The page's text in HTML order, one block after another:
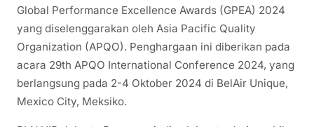
Global Performance Excellence Awards (GPEA) 2024
yang diselenggarakan oleh Asia Pacific Quality
Organization (APQO). Penghargaan ini diberikan pada
acara 29th APQO International Conference 2024, yang
berlangsung pada 2-4 Oktober 2024 di BelAir Unique,
Mexico City, Meksiko.